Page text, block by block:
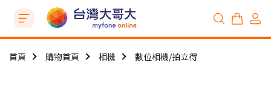
首頁 購物首頁 相機 數位相機/拍立得